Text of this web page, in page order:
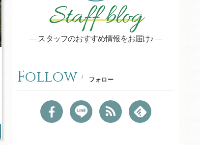
Staff blog
スタッフのおすすめ情報をお届け♪
Follow フォロー